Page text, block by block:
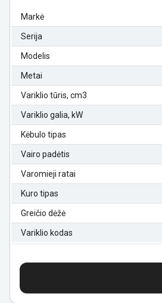
Markė
Serija
Modelis
Metai
Variklio tūris, cm3
Variklio galia, kW
Kėbulo tipas
Vairo padėtis
Varomieji ratai
Kuro tipas
Greičio dėžė
Variklio kodas